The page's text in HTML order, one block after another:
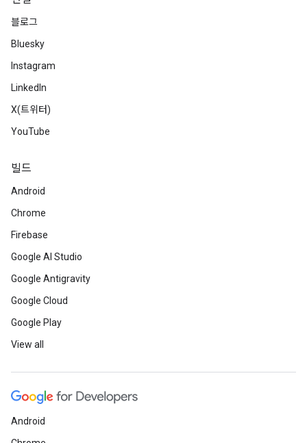
블로그
Bluesky
Instagram
LinkedIn
X(트위터)
YouTube
빌드
Android
Chrome
Firebase
Google AI Studio
Google Antigravity
Google Cloud
Google Play
View all
Android